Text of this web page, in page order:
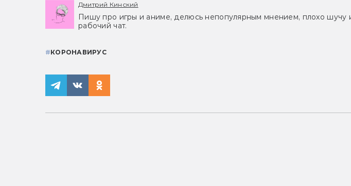
Дмитрий Кинский
Пишу про игры и аниме, делюсь непопулярным мнением, плохо шучу
рабочий чат.
#КОРОНАВИРУС